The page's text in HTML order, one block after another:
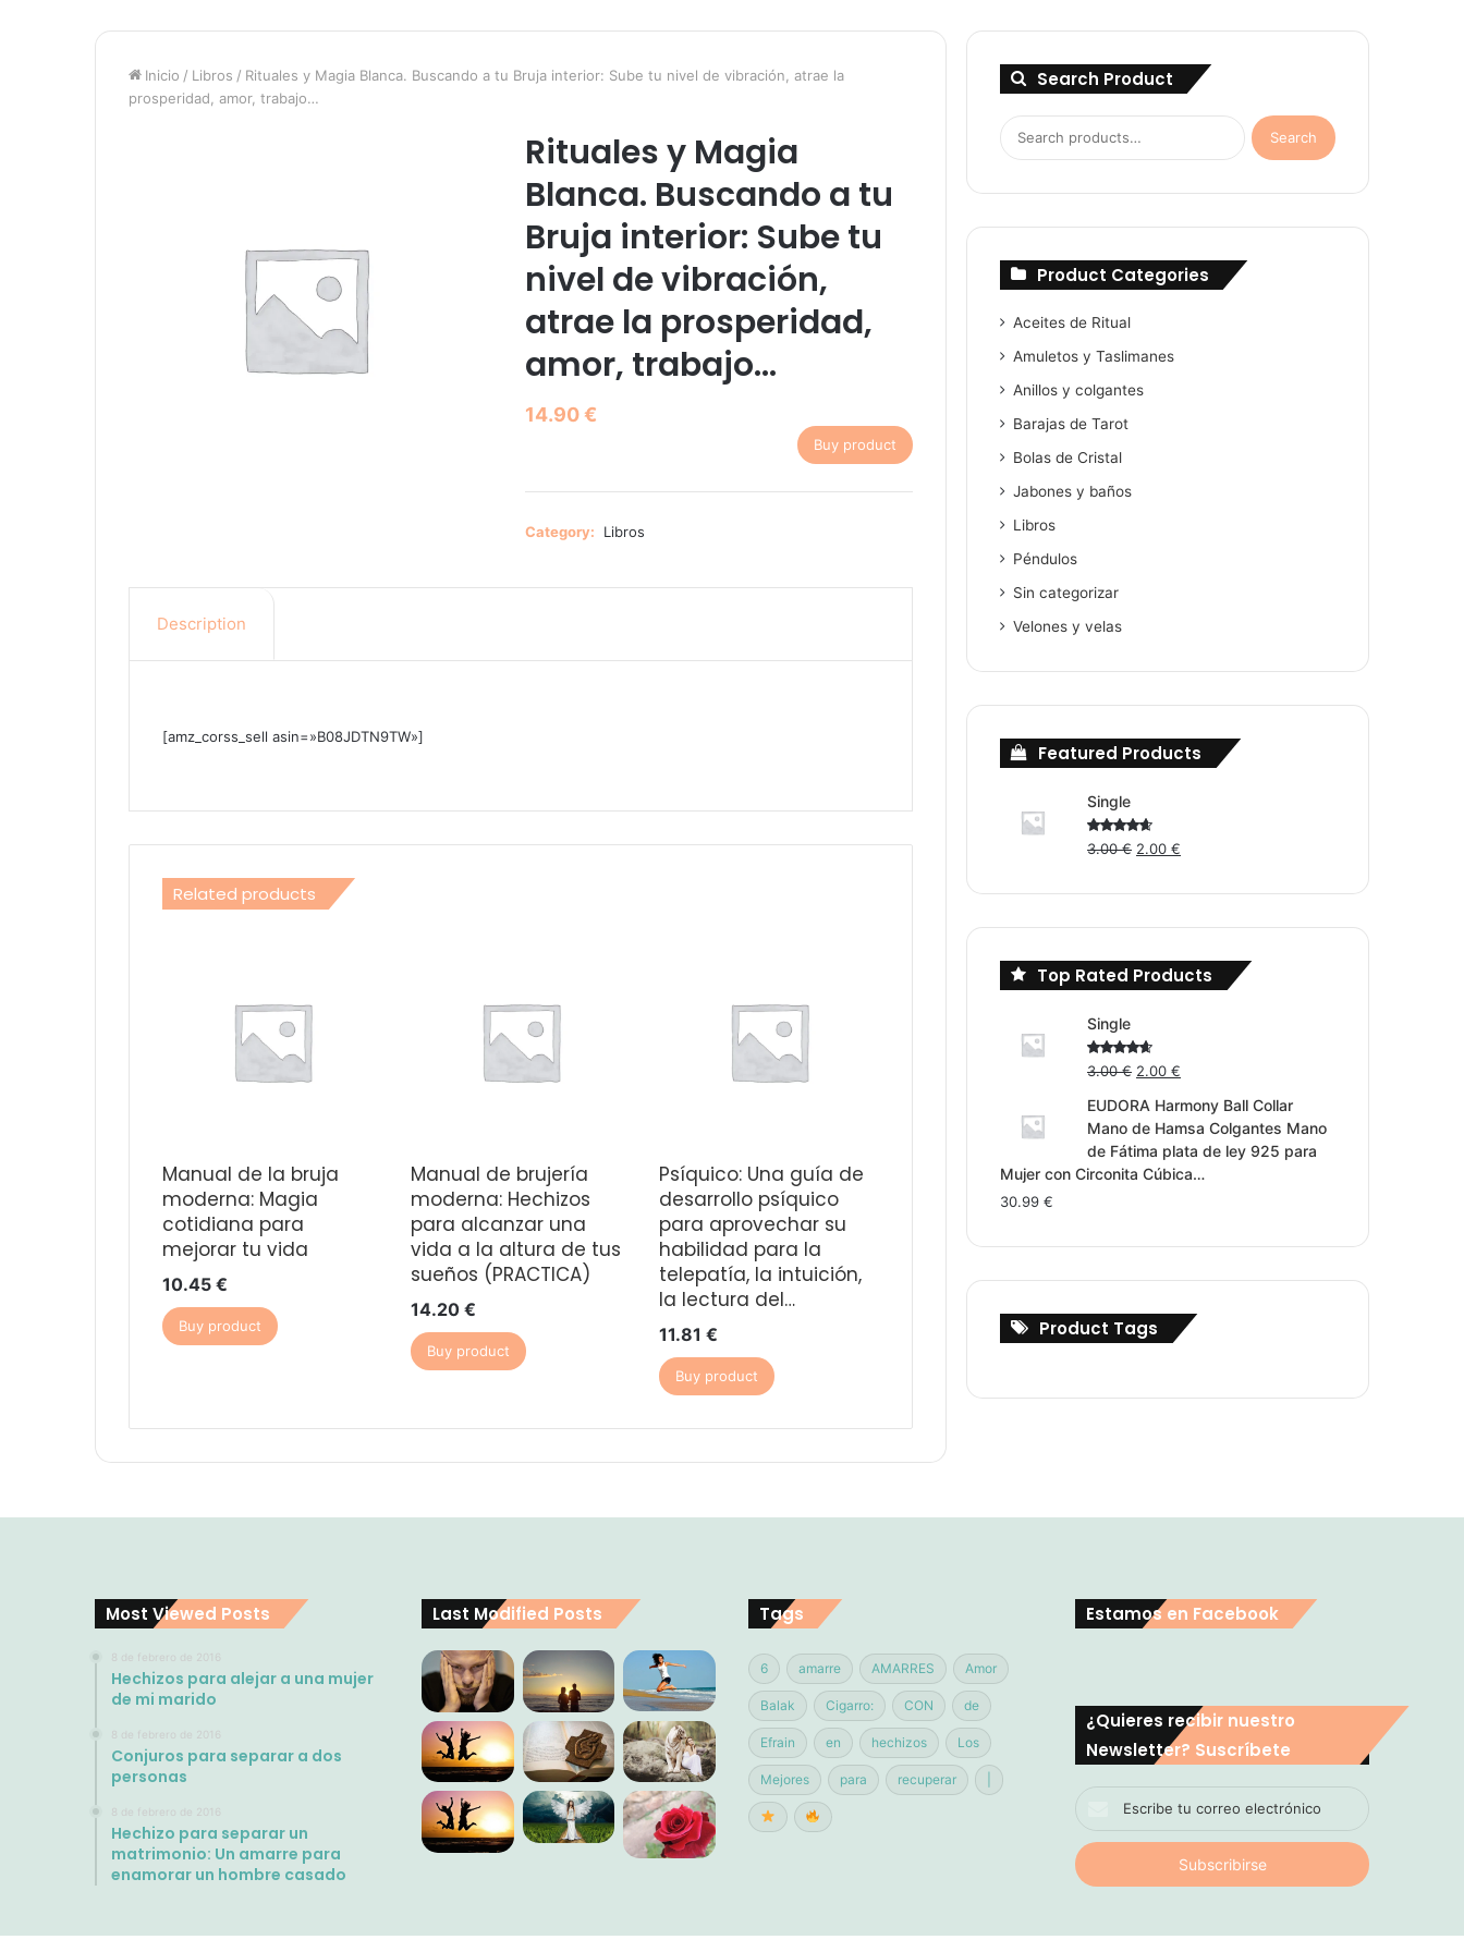
Inicio / Libros / Rituales y Magia Blanca. Buscando a tu Bruja interior: Sube tu nivel de vibración, atrae la
prosperidad, amor, trabajo…
Rituales y Magia
Blanca. Buscando a tu
Bruja interior: Sube tu
nivel de vibración,
atrae la prosperidad,
amor, trabajo…
14.90€
Buy product
Category: Libros
Description
[amz_corss_sell asin=»B08JDTN9TW»]
Related products
Manual de la bruja
moderna: Magia
cotidiana para
mejorar tu vida
10.45 €
Buy product
Manual de brujería
moderna: Hechizos
para alcanzar una
vida a la altura de tus
sueños (PRACTICA)
14.20 €
Buy product
Psíquico: Una guía de
desarrollo psíquico
para aprovechar su
habilidad para la
telepatía, la intuición,
la lectura del…
11.81 €
Buy product
Search Product
Search
for:
Search
Product Categories
Aceites de Ritual
Amuletos y Taslimanes
Anillos y colgantes
Barajas de Tarot
Bolas de Cristal
Jabones y baños
Libros
Péndulos
Sin categorizar
Velones y velas
Featured Products
Single
Rated
out
3.00€ Original
was:
2.00€
is:
Top Rated Products
Single
Rated
out
of 5
3.00€ Original
was:
3.00 €.
2.00€
is:
2.00 €.
EUDORA Harmony Ball Collar
Mano de Hamsa Colgantes Mano
de Fátima plata de ley 925 para
Mujer con Circonita Cúbica…
30.99€
Product Tags
Most Viewed Posts
8 de febrero de 2016
Hechizos para alejar a una mujer
de mi marido
8 de febrero de 2016
Conjuros para separar a dos
personas
8 de febrero de 2016
Hechizo para separar un
matrimonio: Un amarre para
enamorar un hombre casado
Last Modified Posts Tags
6 amarre AMARRES Amor
Balak Cigarro: CON de
Efrain en hechizos Los
Mejores para recuperar
Estamos en Facebook
¿Quieres recibir nuestro
Newsletter? Suscríbete
correo
electrónico